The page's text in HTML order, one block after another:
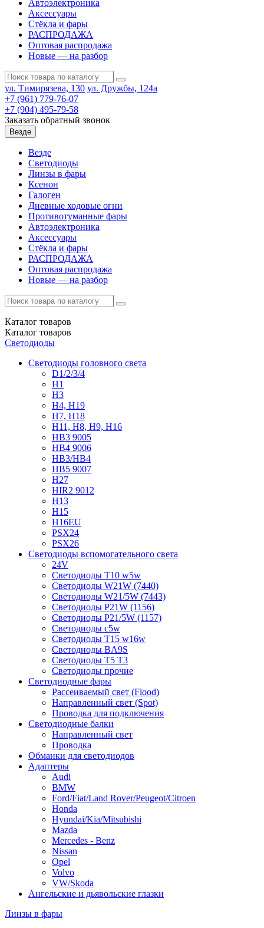
Автоэлектроника
Аксессуары
Стёкла и фары
РАСПРОДАЖА
Оптовая распродажа
Новые — на разбор
ул. Тимирязева, 130 ул. Дружбы, 124а
+7 (961) 779-76-07
+7 (904) 495-79-58
Заказать обратный звонок
Везде
Везде
Светодиоды
Линзы в фары
Ксенон
Галоген
Дневные ходовые огни
Противотуманные фары
Автоэлектроника
Аксессуары
Стёкла и фары
РАСПРОДАЖА
Оптовая распродажа
Новые — на разбор
Каталог товаров
Каталог товаров
Светодиоды
Светодиоды головного света
D1/2/3/4
H1
H3
H4, H19
H7, H18
H11, H8, H9, H16
HB3 9005
HB4 9006
HB3/HB4
HB5 9007
H27
HIR2 9012
H13
H15
H16EU
PSX24
PSX26
Светодиоды вспомогательного света
24V
Светодиоды T10 w5w
Светодиоды W21W (7440)
Светодиоды W21/5W (7443)
Светодиоды P21W (1156)
Светодиоды P21/5W (1157)
Светодиоды c5w
Светодиоды T15 w16w
Светодиоды BA9S
Светодиоды T5 T3
Светодиоды прочие
Светодиодные фары
Рассеиваемый свет (Flood)
Направленный свет (Spot)
Проводка для подключения
Светодиодные балки
Направленный свет
Проводка
Обманки для светодиодов
Адаптеры
Audi
BMW
Ford/Fiat/Land Rover/Peugeot/Citroen
Honda
Hyundai/Kia/Mitsubishi
Mazda
Mercedes - Benz
Nissan
Opel
Volvo
VW/Skoda
Ангельские и дьявольские глазки
Линзы в фары